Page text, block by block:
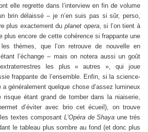
elle regrette dans l’interview en fin de volume
brin délaissé – je n’en suis pas si sûr, perso,
plus exactement duplanet opera, si l’on tient à
plus encore de cette cohérence si frappante une
thèmes, que l’on retrouve de nouvelle en
l’échange – mais on notera aussi un goût
les plus « autres », qui joue
frappante de l’ensemble. Enfin, si la science-
généralement quelque chose d’assez lumineux
risque étant grand de tomber dans la niaiserie,
d’éviter avec brio cet écueil), on trouve
textes composant L’Opéra de Shaya une très
le tableau plus sombre au fond (et donc plus